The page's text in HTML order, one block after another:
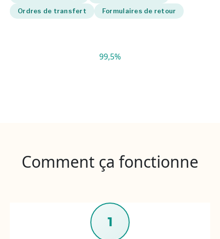
Ordres de transfert
Formulaires de retour
99,5%
Comment ça fonctionne
1